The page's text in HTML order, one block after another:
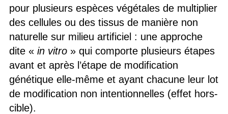
pour plusieurs espèces végétales de multiplier
des cellules ou des tissus de manière non
naturelle sur milieu artificiel : une approche
dite « in vitro» qui comporte plusieurs étapes
avant et après l’étape de modification
génétique elle-même et ayant chacune leur lot
de modification non intentionnelles (effet hors-
cible).